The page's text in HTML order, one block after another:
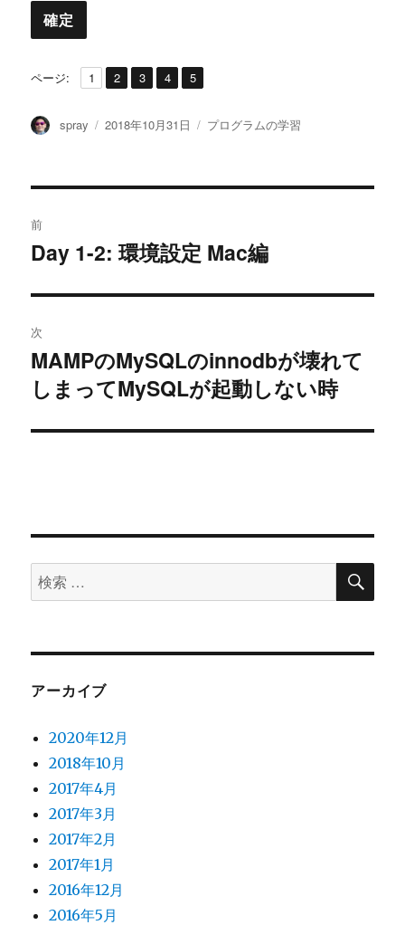
ページ:
ペ1 ,
ペ
2 ,
ペ
3 ,
ペ
4 ,
ペ
5
投
spray
投
2018年10月31日
カ
プログラムの学習
稿
ビ
ゲ
ー
シ
前
過
の
投
稿:
Day 1-2: 環境設定 Mac編
次
次
の
稿:
MAMPのMySQLのinnodbが壊れて
しまってMySQLが起動しない時
検
索
象:
検
アーカイブ
2020年12月
2018年10月
2017年4月
2017年3月
2017年2月
2017年1月
2016年12月
2016年5月